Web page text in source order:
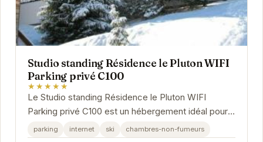
Studio standing Résidence le Pluton WIFI
Parking privé C100
★★★★★
Le Studio standing Résidence le Pluton WIFI
Parking privé C100 est un hébergement idéal pour
les voyageurs en quête de confort et de praticité...
parking internet ski chambres-non-fumeurs